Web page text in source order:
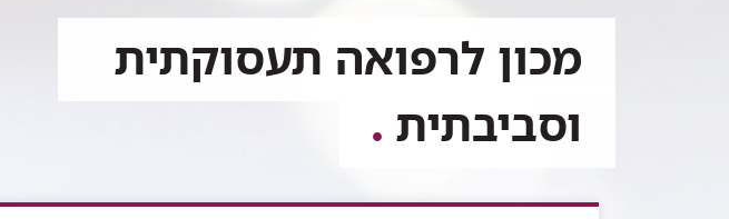
מכון לרפואה תעסוקתית
וסביבתית